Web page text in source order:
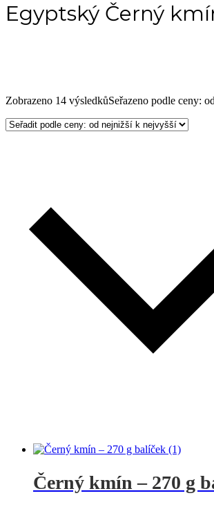
Egyptský Černý
Zobrazeno 14 výsledkůSeřazeno podle ceny:
Černý kmín – 270 g